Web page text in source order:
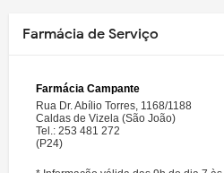
Farmácia de Serviço